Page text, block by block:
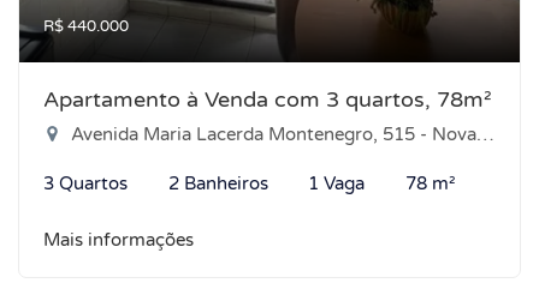
R$ 440.000
Apartamento à Venda com 3 quartos, 78m²
Avenida Maria Lacerda Montenegro, 515 - Nova Parnamirim, Parnamirim-RN
3 Quartos 2 Banheiros 1 Vaga 78 m²
Mais informações